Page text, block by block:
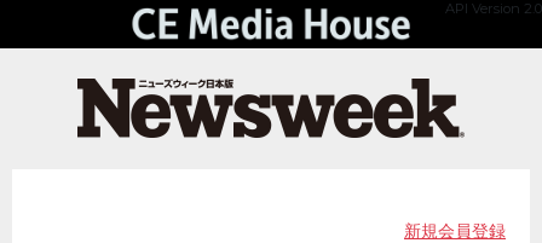
API Version 2.0
新規会員登録